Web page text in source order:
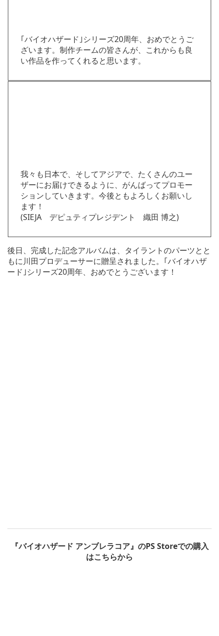
｢バイオハザード｣シリーズ20周年、おめでとうご
ざいます。制作チームの皆さんが、これからも良
い作品を作ってくれると思います。
我々も日本で、そしてアジアで、たくさんのユー
ザーにお届けできるように、がんばってプロモー
ションしていきます。今後ともよろしくお願いし
ます！
(SIEJA デピュティプレジデント 織田 博之)
後日、完成した記念アルバムは、タイラントのパーツとと
もに川田プロデューサーに贈呈されました。｢バイオハザ
ード｣シリーズ20周年、おめでとうございます！
『バイオハザード アンブレラコア』のPS Storeでの購入
はこちらから